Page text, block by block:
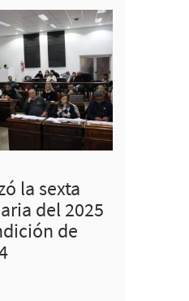
la sexta
del 2025
de